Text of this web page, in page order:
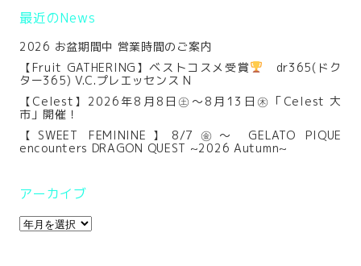
最近のNews
2026 お盆期間中 営業時間のご案内
【Fruit GATHERING】ベストコスメ受賞
dr365(ドク
ター365) V.C.プレエッセンス N
【Celest】2026年8月8日㊏～8月13日㊍「Celest 大
市」開催！
【SWEET FEMININE】8/7㊎～ GELATO PIQUE
encounters DRAGON QUEST ~2026 Autumn~
アーカイブ